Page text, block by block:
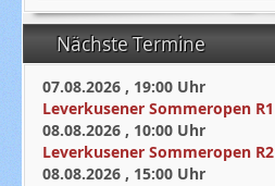
Nächste Termine
07.08.2026 , 19:00 Uhr
Leverkusener Sommeropen R1
08.08.2026 , 10:00 Uhr
Leverkusener Sommeropen R2
08.08.2026 , 15:00 Uhr